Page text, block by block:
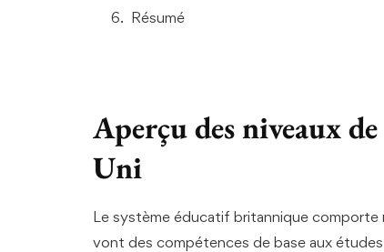
Résumé
Aperçu des niveaux
Uni
Le système éducatif britannique
vont des compétences de base aux